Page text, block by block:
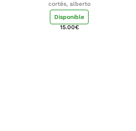
cortés, alberto
Disponible
15.00€